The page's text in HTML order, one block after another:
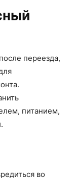
переезда,
питанием,
во